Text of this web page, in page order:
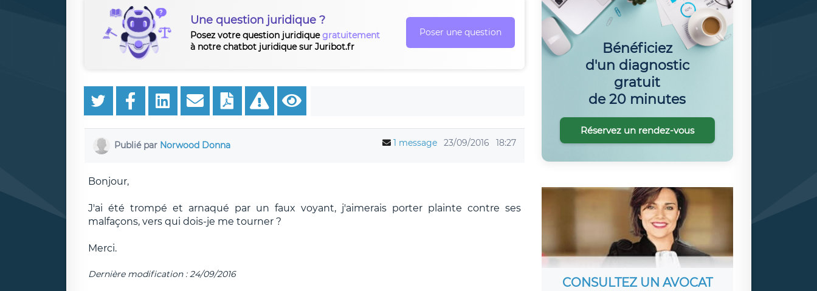
Une question juridique ?
Posez votre question juridiquegratuitement
à notre chatbot juridique sur Juribot.fr
Poser une question
Publié par Norwood Donna 1 message 23/09/2016 18:27
Bonjour,
J'ai été trompé et arnaqué par un faux voyant, j'aimerais porter plainte contre ses
malfaçons, vers qui dois-je me tourner ?
Merci.
Dernière modification : 24/09/2016
Bénéficiez
d'un diagnostic
gratuit
de 20 minutes
Réservez un rendez-vous
CONSULTEZ UN AVOCAT